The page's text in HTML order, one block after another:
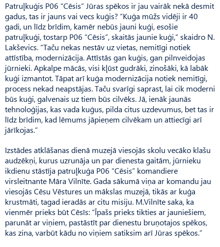
Patruļkuģis P06 “Cēsis” Jūras spēkos ir jau vairāk nekā desmit
gadus, tas ir jauns vai vecs kuģis? “Kuģa mūžs vidēji ir 40
gadi, un līdz brīdim, kamēr nebūs jauni kuģi, esošie
patruļkuģi, to­starp P06 “Cēsis”, skaitās jaunie kuģi,” skaidro N.
Lakševics. “Taču nekas nestāv uz vietas, nemitīgi notiek
attīstība, modernizācija. Attīstās gan kuģis, gan pilnveidojas
jūrnieki. Apkalpe mācās, visi kļūst gudrāki, zinošāki, kā labāk
kuģi izmantot. Tāpat arī kuģa modernizācija notiek nemitīgi,
process nekad neapstājas. Taču svarīgi saprast, lai cik moderni
būs kuģi, galvenais uz tiem būs cilvēks. Jā, ienāk jaunās
tehnoloģijas, kas vada kuģus, pilda citus uzdevumus, bet tas ir
līdz brīdim, kad lēmums jāpieņem cilvēkam un attiecīgi arī
jārīkojas.”
Izstādes atklāšanas dienā muzejā viesojās skolu vecāko klašu
audzēkņi, kurus uzrunāja un par dienesta gaitām, jūrnieku
ikdienu stāstīja patruļkuģa P06 “Cēsis” komandiere
virsleitnante Māra Vilnīte. Gada sākumā viņa ar komandu jau
viesojās Cēsu Vēstures un mākslas muzejā, tikās ar kuģa
krustmāti, tagad ieradās ar citu misiju. M.Vilnīte saka, ka
vienmēr prieks būt Cēsīs: “Īpašs prieks tikties ar jauniešiem,
parunāt ar viņiem, pastāstīt par dienestu bruņotajos spēkos,
kas zina, varbūt kādu no viņiem satiksim arī Jūras spēkos.”